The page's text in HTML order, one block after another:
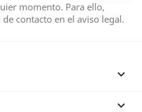
momento. Para ello,
contacto en el aviso legal.

